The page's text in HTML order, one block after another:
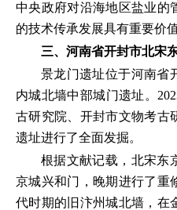
中央政府对沿海地区盐业的
的技术传承发展具有重要价值
三、河南省开封市北宋
景龙门遗址位于河南省
内城北墙中部城门遗址。
古研究院、开封市文物考古
遗址进行了全面发掘。
根据文献记载，北宋东
京城兴和门，晚期进行了重
代时期的旧汴州城北墙，在